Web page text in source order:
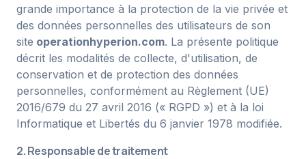
grande importance à la protection de la vie privée et
des données personnelles des utilisateurs de son
site operationhyperion.com. La présente politique
décrit les modalités de collecte, d'utilisation, de
conservation et de protection des données
personnelles, conformément au Règlement (UE)
2016/679 du 27 avril 2016 (« RGPD ») et à la loi
Informatique et Libertés du 6 janvier 1978 modifiée.
2. Responsable de traitement